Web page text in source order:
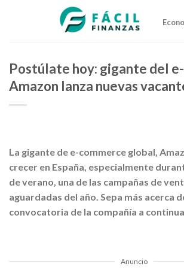
Postúlate hoy: gigante del
Amazon lanza nuevas
La gigante de e-commerce global,
crecer en España, especialmente
de verano, una de las campañas de
aguardadas del año. Sepa más acerca
convocatoria de la compañía a
Anuncio